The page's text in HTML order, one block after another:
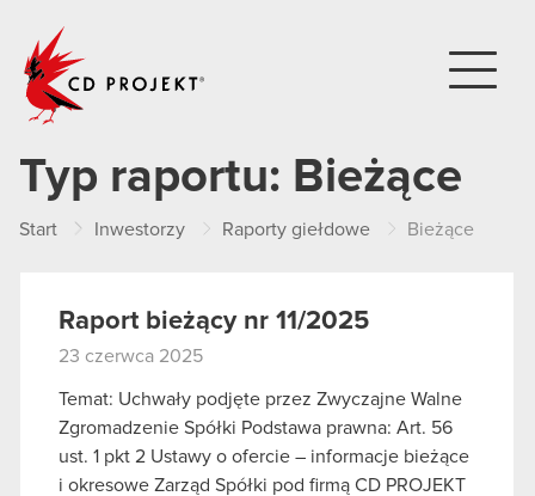
Typ raportu: Bieżące
Start Inwestorzy Raporty giełdowe Bieżące
Raport bieżący nr 11/2025
23 czerwca 2025
Temat: Uchwały podjęte przez Zwyczajne Walne
Zgromadzenie Spółki Podstawa prawna: Art. 56
ust. 1 pkt 2 Ustawy o ofercie – informacje bieżące
i okresowe Zarząd Spółki pod firmą CD PROJEKT